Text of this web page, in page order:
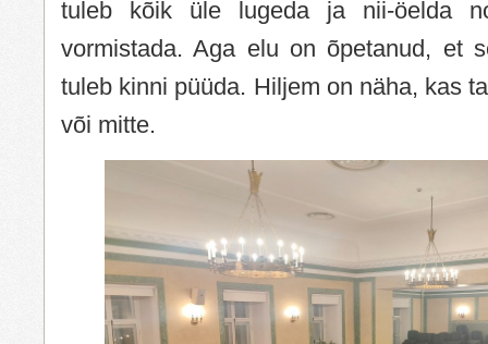
tuleb kõik üle lugeda ja nii-öelda
vormistada. Aga elu on õpetanud, et
tuleb kinni püüda. Hiljem on näha, kas
või mitte.